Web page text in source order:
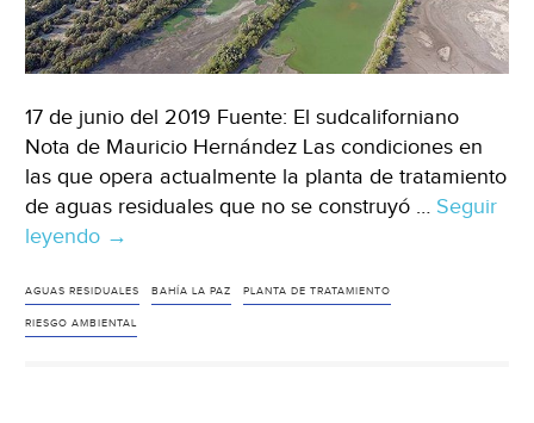
17 de junio del 2019 Fuente: El sudcaliforniano
Nota de Mauricio Hernández Las condiciones en
las que opera actualmente la planta de tratamiento
de aguas residuales que no se construyó … Seguir
leyendo Baja
Sur:
Fypasa
→
AGUAS RESIDUALES BAHÍA LA PAZ PLANTA DE TRATAMIENTO
RIESGO AMBIENTAL